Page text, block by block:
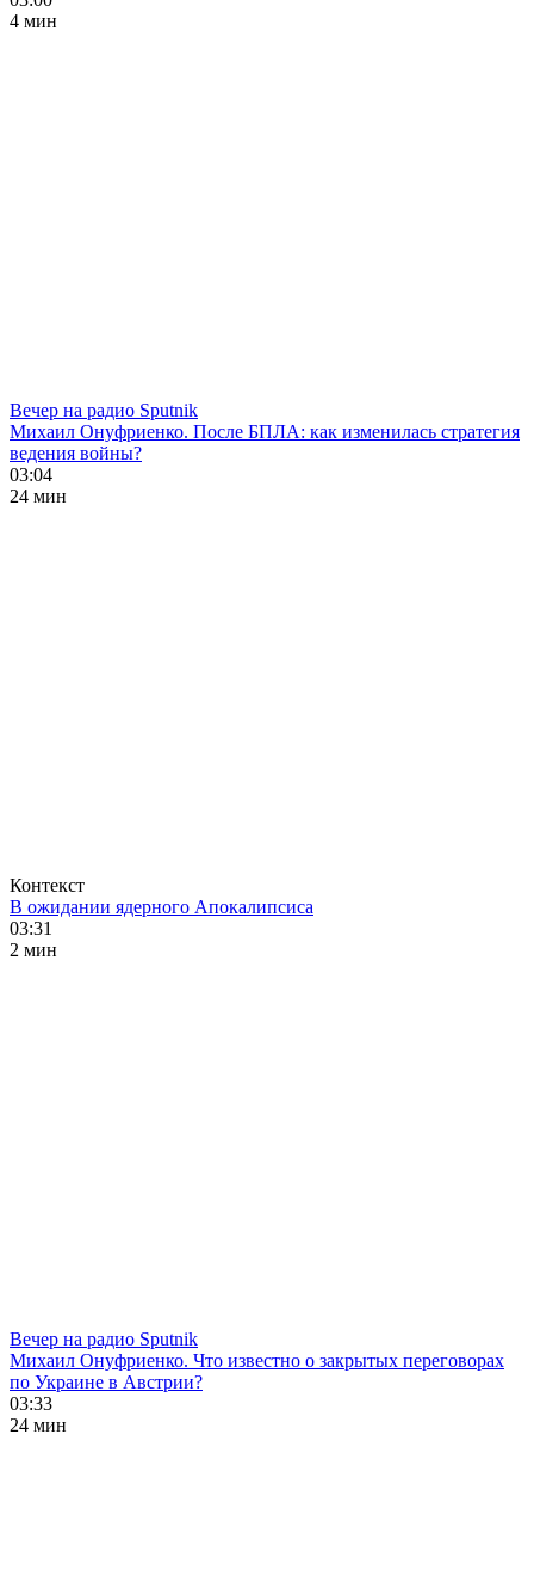
4 мин
Вечер на радио Sputnik
Михаил Онуфриенко. После БПЛА: как изменилась стратегия
ведения войны?
03:04
24 мин
Контекст
В ожидании ядерного Апокалипсиса
03:31
2 мин
Вечер на радио Sputnik
Михаил Онуфриенко. Что известно о закрытых переговорах
по Украине в Австрии?
03:33
24 мин